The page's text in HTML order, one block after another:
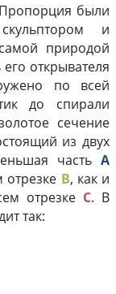
были
и
природой
открывателя
по всей
до спирали
сечение
из двух
часть A
B, как и
отрезке C. В
так: